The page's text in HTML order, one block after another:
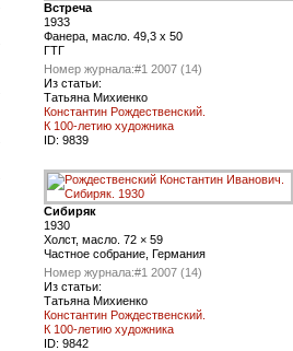
Встреча
1933
Фанера, масло. 49,3 х 50
ГТГ
Номер журнала:#1 2007 (14)
Из статьи:
Татьяна Михиенко
Константин Рождественский.
К 100-летию художника
ID: 9839
Сибиряк
1930
Холст, масло. 72 × 59
Частное собрание, Германия
Номер журнала:#1 2007 (14)
Из статьи:
Татьяна Михиенко
Константин Рождественский.
К 100-летию художника
ID: 9842